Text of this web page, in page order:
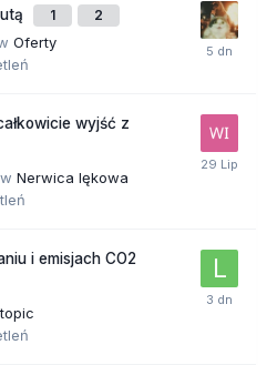
1 2
Oferty
wyjść z
w Nerwica lękowa
i emisjach CO2